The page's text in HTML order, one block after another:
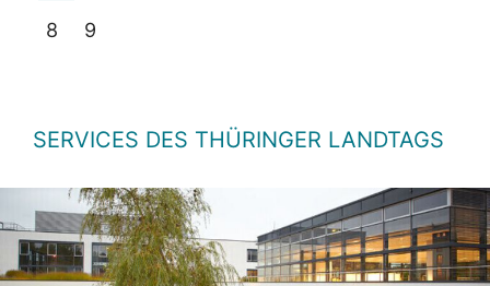
8 9
SERVICES DES THÜRINGER LANDTAGS